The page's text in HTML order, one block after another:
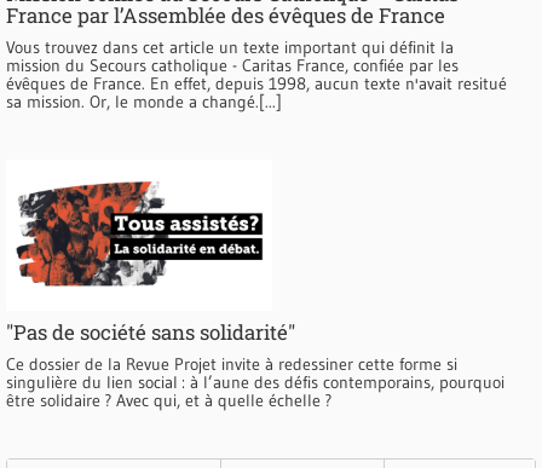
France par l’Assemblée des évêques de France
Vous trouvez dans cet article un texte important qui définit la
mission du Secours catholique - Caritas France, confiée par les
évêques de France. En effet, depuis 1998, aucun texte n'avait resitué
sa mission. Or, le monde a changé.[...]
"Pas de société sans solidarité"
Ce dossier de la Revue Projet invite à redessiner cette forme si
singulière du lien social : à l’aune des défis contemporains, pourquoi
être solidaire ? Avec qui, et à quelle échelle ?